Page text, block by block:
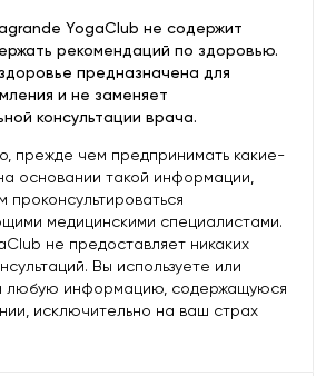
YogaClub не содержит
рекомендаций по здоровью.
предназначена для
и не заменяет
консультации врача.
прежде чем предпринимать какие-
основании такой информации,
проконсультироваться
медицинскими специалистами.
не предоставляет никаких
Вы используете или
любую информацию, содержащуюся
исключительно на ваш страх